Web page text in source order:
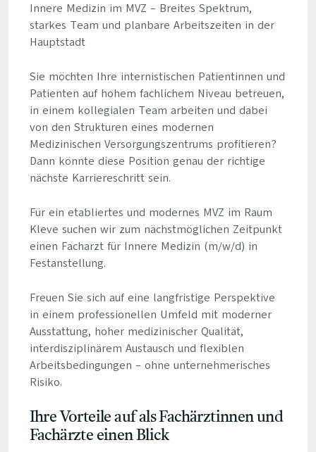
Innere Medizin im MVZ – Breites Spektrum,
starkes Team und planbare Arbeitszeiten in der
Hauptstadt
Sie möchten Ihre internistischen Patientinnen und
Patienten auf hohem fachlichem Niveau betreuen,
in einem kollegialen Team arbeiten und dabei
von den Strukturen eines modernen
Medizinischen Versorgungszentrums profitieren?
Dann könnte diese Position genau der richtige
nächste Karriereschritt sein.
Für ein etabliertes und modernes MVZ im Raum
Kleve suchen wir zum nächstmöglichen Zeitpunkt
einen Facharzt für Innere Medizin (m/w/d) in
Festanstellung.
Freuen Sie sich auf eine langfristige Perspektive
in einem professionellen Umfeld mit moderner
Ausstattung, hoher medizinischer Qualität,
interdisziplinärem Austausch und flexiblen
Arbeitsbedingungen – ohne unternehmerisches
Risiko.
Ihre Vorteile auf als Fachärztinnen und
Fachärzte einen Blick